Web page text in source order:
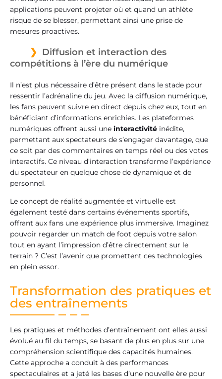
applications peuvent projeter où et quand un athlète
risque de se blesser, permettant ainsi une prise de
mesures proactives.
Diffusion et interaction des
compétitions à l’ère du numérique
Il n’est plus nécessaire d’être présent dans le stade pour
ressentir l’adrénaline du jeu. Avec la diffusion numérique,
les fans peuvent suivre en direct depuis chez eux, tout en
bénéficiant d’informations enrichies. Les plateformes
numériques offrent aussi une interactivité inédite,
permettant aux spectateurs de s’engager davantage, que
ce soit par des commentaires en temps réel ou des votes
interactifs. Ce niveau d’interaction transforme l’expérience
du spectateur en quelque chose de dynamique et de
personnel.
Le concept de réalité augmentée et virtuelle est
également testé dans certains événements sportifs,
offrant aux fans une expérience plus immersive. Imaginez
pouvoir regarder un match de foot depuis votre salon
tout en ayant l’impression d’être directement sur le
terrain ? C’est l’avenir que promettent ces technologies
en plein essor.
Transformation des pratiques et
des entraînements
Les pratiques et méthodes d’entraînement ont elles aussi
évolué au fil du temps, se basant de plus en plus sur une
compréhension scientifique des capacités humaines.
Cette approche a conduit à des performances
spectaculaires et a jeté les bases d’une nouvelle ère pour